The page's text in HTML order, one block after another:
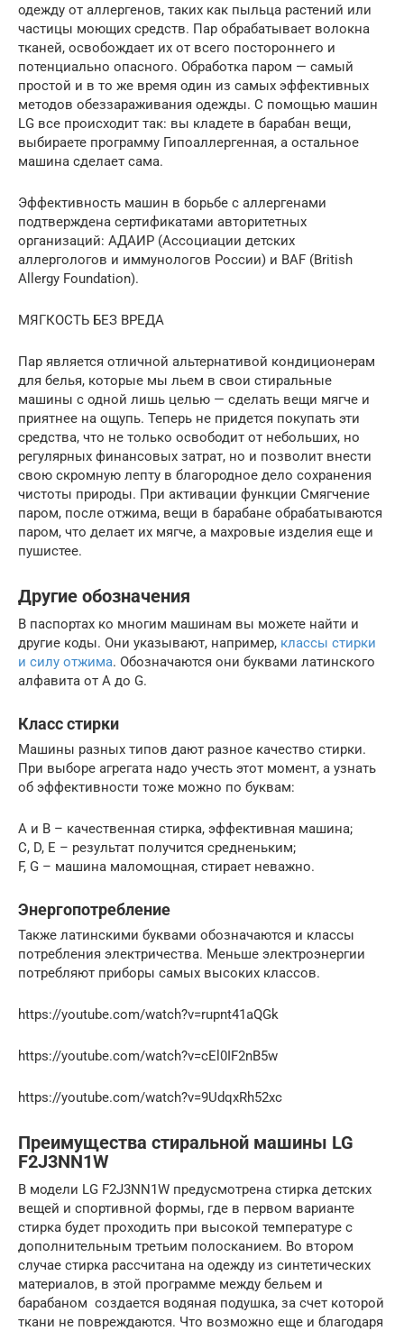
одежду от аллергенов, таких как пыльца растений или
частицы моющих средств. Пар обрабатывает волокна
тканей, освобождает их от всего постороннего и
потенциально опасного. Обработка паром — самый
простой и в то же время один из самых эффективных
методов обеззараживания одежды. С помощью машин
LG все происходит так: вы кладете в барабан вещи,
выбираете программу Гипоаллергенная, а остальное
машина сделает сама.
Эффективность машин в борьбе с аллергенами
подтверждена сертификатами авторитетных
организаций: АДАИР (Ассоциации детских
аллергологов и иммунологов России) и BAF (British
Allergy Foundation).
МЯГКОСТЬ БЕЗ ВРЕДА
Пар является отличной альтернативой кондиционерам
для белья, которые мы льем в свои стиральные
машины с одной лишь целью — сделать вещи мягче и
приятнее на ощупь. Теперь не придется покупать эти
средства, что не только освободит от небольших, но
регулярных финансовых затрат, но и позволит внести
свою скромную лепту в благородное дело сохранения
чистоты природы. При активации функции Смягчение
паром, после отжима, вещи в барабане обрабатываются
паром, что делает их мягче, а махровые изделия еще и
пушистее.
Другие обозначения
В паспортах ко многим машинам вы можете найти и
другие коды. Они указывают, например, классы стирки
и силу отжима. Обозначаются они буквами латинского
алфавита от А до G.
Класс стирки
Машины разных типов дают разное качество стирки.
При выборе агрегата надо учесть этот момент, а узнать
об эффективности тоже можно по буквам:
А и В – качественная стирка, эффективная машина;
C, D, E – результат получится средненьким;
F, G – машина маломощная, стирает неважно.
Энергопотребление
Также латинскими буквами обозначаются и классы
потребления электричества. Меньше электроэнергии
потребляют приборы самых высоких классов.
https://youtube.com/watch?v=rupnt41aQGk
https://youtube.com/watch?v=cEl0IF2nB5w
https://youtube.com/watch?v=9UdqxRh52xc
Преимущества стиральной машины LG
F2J3NN1W
В модели LG F2J3NN1W предусмотрена стирка детских
вещей и спортивной формы, где в первом варианте
стирка будет проходить при высокой температуре с
дополнительным третьим полосканием. Во втором
случае стирка рассчитана на одежду из синтетических
материалов, в этой программе между бельем и
барабаном создается водяная подушка, за счет которой
ткани не повреждаются. Что возможно еще и благодаря